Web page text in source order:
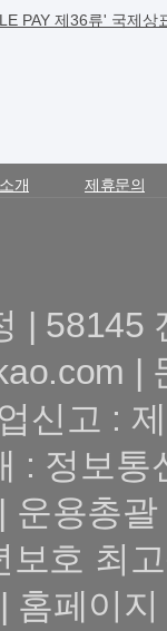
PAY 제36류' 국제
개 제휴문의
| 58145
|
신고 :
: 정보
운용총
보호 최
홈페이